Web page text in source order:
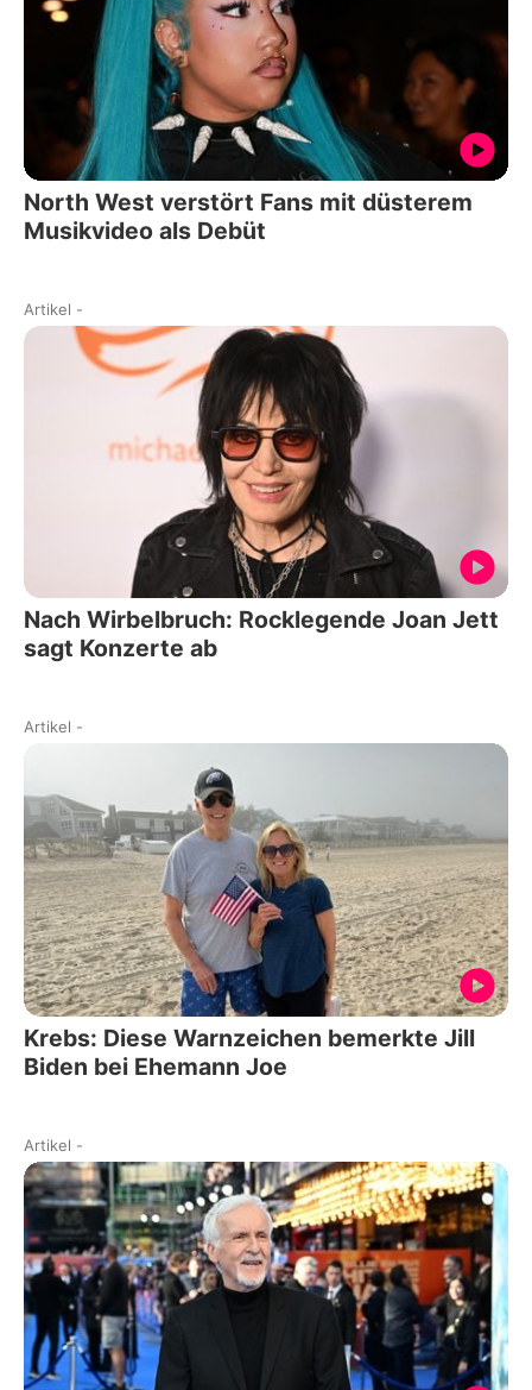
North West verstört Fans mit düsterem
Musikvideo als Debüt
Artikel -
Nach Wirbelbruch: Rocklegende Joan Jett
sagt Konzerte ab
Artikel -
Krebs: Diese Warnzeichen bemerkte Jill
Biden bei Ehemann Joe
Artikel -